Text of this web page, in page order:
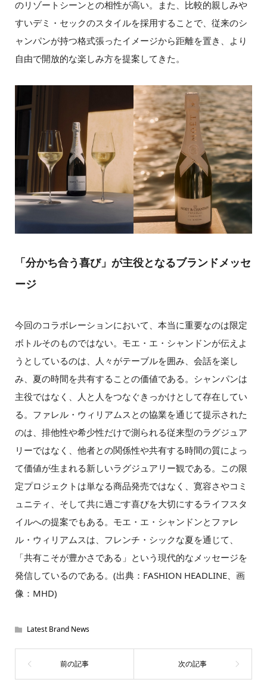
のリゾートシーンとの相性が高い。また、比較的親しみや
すいデミ・セックのスタイルを採用することで、従来のシ
ャンパンが持つ格式張ったイメージから距離を置き、より
自由で開放的な楽しみ方を提案してきた。
「分かち合う喜び」が主役となるブランドメッセ
ージ
今回のコラボレーションにおいて、本当に重要なのは限定
ボトルそのものではない。モエ・エ・シャンドンが伝えよ
うとしているのは、人々がテーブルを囲み、会話を楽し
み、夏の時間を共有することの価値である。シャンパンは
主役ではなく、人と人をつなぐきっかけとして存在してい
る。ファレル・ウィリアムスとの協業を通じて提示された
のは、排他性や希少性だけで測られる従来型のラグジュア
リーではなく、他者との関係性や共有する時間の質によっ
て価値が生まれる新しいラグジュアリー観である。この限
定プロジェクトは単なる商品発売ではなく、寛容さやコミ
ュニティ、そして共に過ごす喜びを大切にするライフスタ
イルへの提案でもある。モエ・エ・シャンドンとファレ
ル・ウィリアムスは、フレンチ・シックな夏を通じて、
「共有こそが豊かさである」という現代的なメッセージを
発信しているのである。(出典：FASHION HEADLINE、画
像：MHD)
Latest Brand News